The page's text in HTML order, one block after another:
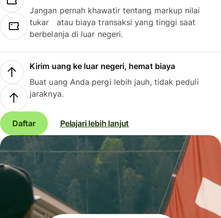
Jangan pernah khawatir tentang markup nilai
tukar atau biaya transaksi yang tinggi saat
berbelanja di luar negeri.
Kirim uang ke luar negeri, hemat biaya
Buat uang Anda pergi lebih jauh, tidak peduli
jaraknya.
Daftar Pelajari lebih lanjut